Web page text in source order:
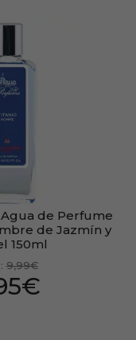
de Perfume
de Jazmín y
150ml
9,99€